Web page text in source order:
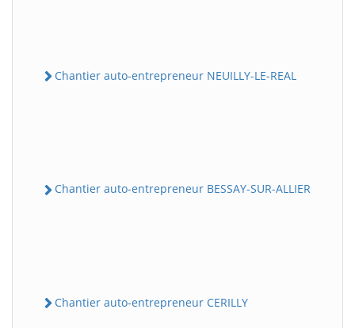
Chantier auto-entrepreneur NEUILLY-LE-REAL
Chantier auto-entrepreneur BESSAY-SUR-ALLIER
Chantier auto-entrepreneur CERILLY